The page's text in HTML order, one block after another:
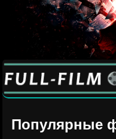
Популярные